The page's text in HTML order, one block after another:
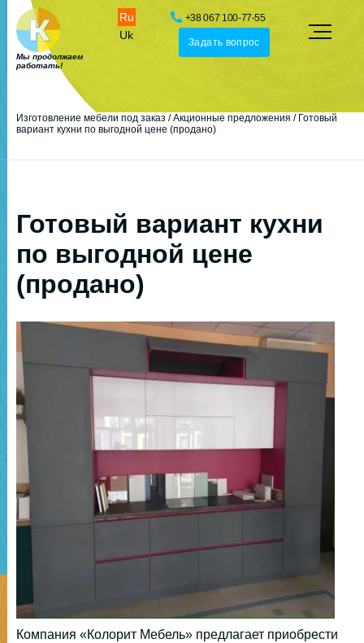
Мы продолжаем
работать!
Uk
Ru +38 067 100-77-55
Задать вопрос
Изготовление мебели под заказ /Акционные предложения / Готовый
вариант кухни по выгодной цене (продано)
Готовый вариант кухни
по выгодной цене
(продано)
Компания «Колорит Мебель» предлагает приобрести